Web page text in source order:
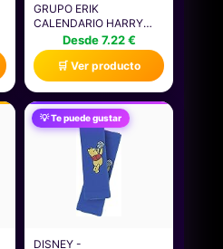
GRUPO ERIK
CALENDARIO HARRY
POTTER 2026 PARED,
PELÍCULAS -
ALMANAQUE PARED
2026 : PLANIFICADOR
MENSUAL CON ESPACIO
PARA ANOTAR,
ILUSTRACIONES Y FÁCIL
DE COLGAR (30X30CM)
Desde 7.22 €
🛒 Ver producto
💡 Te puede gustar
DISNEY -